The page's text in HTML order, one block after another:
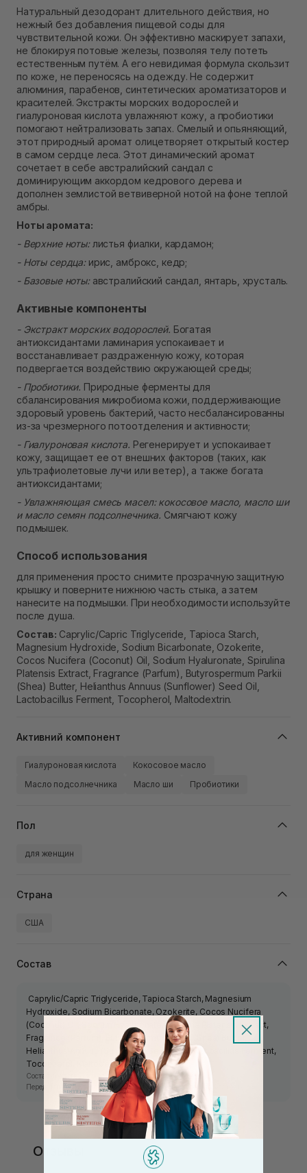
Самовывоз г. Ровно, ул. Кулика и Гудачека 23 (ТЦ
Экватор)
В наличии
Натуральный дезодорант длительного действия, но
нежный без добавления пищевой соды для
чувствительной кожи. Он эффективно маскирует запахи,
не блокируя потовые железы, позволяя телу потеть
естественным путём. А его невидимая формула скользит
по коже, не переносясь на одежду. Не содержит
алюминия, парабенов, синтетических ароматизаторов и
красителей. Экстракты морских водорослей и
гиалуроновая кислота увлажняют кожу, а пробиотики
помогают нейтрализовать запах. Смелый и опьяняющий,
этот природный аромат олицетворяет открытый костер
в самом сердце леса. Этот динамический аромат
сочетает в себе австралийский сандал с
доминирующим аккордом кедрового дерева и
дополнен землистой ветвиверной нотой на фоне теплой
амбры.
Ноты аромата:
- Верхние ноты: листья фиалки, кардамон;
- Ноты сердца: ирис, амброкс, кедр;
- Базовые ноты: австралийский сандал, янтарь, хрусталь.
Активные компоненты
- Экстракт морских водорослей. Богатая
антиоксидантами ламинария успокаивает и
восстанавливает раздраженную кожу, которая
подвергается воздействию окружающей среды;
- Пробиотики. Природные ферменты для
сбалансирования микробиома кожи, поддерживающие
здоровый уровень бактерий, часто несбалансированны
из-за чрезмерного потоотделения и активности;
- Гиалуроновая кислота. Регенерирует и успокаивает
кожу, защищает ее от внешних факторов (таких, как
ультрафиолетовые лучи или ветер), а также богата
антиоксидантами;
- Увлажняющая смесь масел: кокосовое масло, масло ши
и масло семян подсолнечника. Смягчают кожу
подмышек.
Способ использования
для применения просто снимите прозрачную защитную
крышку и поверните нижнюю часть стыка, а затем
нанесите на подмышки. При необходимости используйте
после душа.
Состав: Caprylic/Capric Triglyceride, Tapioca Starch,
Magnesium Hydroxide, Sodium Bicarbonate, Ozokerite,
Cocos Nucifera (Coconut) Oil, Sodium Hyaluronate, Spirulina
Platensis Extract, Fragrance (Parfum), Butyrospermum Parkii
(Shea) Butter, Helianthus Annuus (Sunflower) Seed Oil,
Lactobacillus Ferment, Tocopherol, Maltodextrin.
Активний компонент
Гиалуроновая кислота
Кокосовое масло
Масло подсолнечника
Масло ши Пробиотики
Пол
для женщин
Страна
США
Состав
Caprylic/Capric Triglyceride, Tapioca Starch, Magnesium
Hydroxide, Sodium Bicarbonate, Ozokerite, Cocos Nucifera
(Coconut) Oil, Sodium Hyaluronate, Spirulina Platensis Extract,
Fragrance (Parfum), Butyrospermum Parkii (Shea) Butter,
Helianthus Annuus (Sunflower) Seed Oil, Lactobacillus Ferment,
Tocopherol, Maltodextrin.
Состав средства может изменяться производителем.
Перед использованием ознакомьтесь с информацией на упаковке.
Отзывы